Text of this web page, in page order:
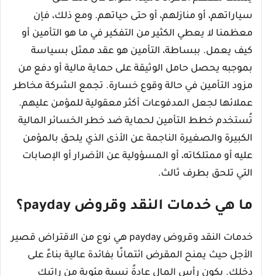
سياراتهم، أو منازلهم، أو حتى حياتهم. ومع ذلك، فإن
معظمنا لا يعطي الكثير من التفكير في ما هو التأمين أو
كيف يعمل. ببساطة، التأمين هو عقد ممثل بسياسة
بموجبه يحصل حامل الوثيقة على حماية مالية أو دفع من
مزود التأمين في حالة وقوع خسارة. تجمع الشركة مخاطر
عملائها لجعل المدفوعات أكثر معقولية للمؤمن عليهم.
تُستخدم خطط التأمين لحماية ضد خطر الخسائر المالية
الكبيرة والصغيرة الناجمة عن الأذى الذي يلحق بالمؤمن
عليه أو ممتلكاته، أو المسؤولية عن الأضرار أو الإصابات
التي تلحق بطرف ثالث.
ما هي خدمات النقد وقروض payday؟
خدمات النقد وقروض payday هي نوع من الاقتراض قصير
الأجل حيث يمنح المقرض ائتمانًا بفائدة عالية بناءً على
دخلك. يكون رأس المال عادةً نسبة مئوية من راتبك